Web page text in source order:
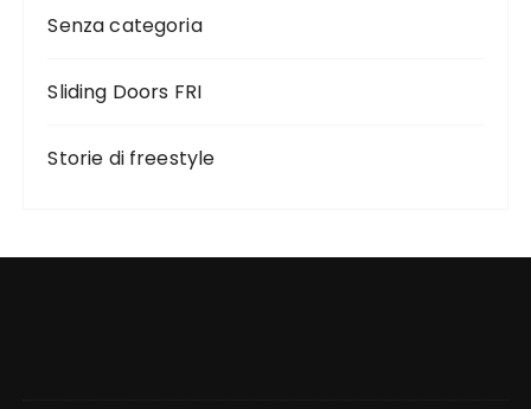
Senza categoria
Sliding Doors FRI
Storie di freestyle